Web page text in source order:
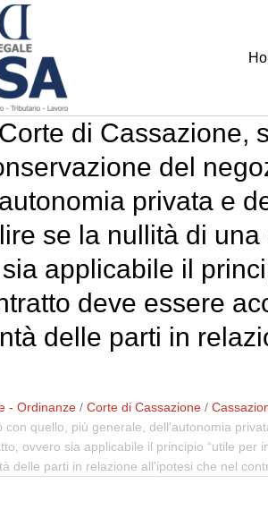
Corte di Cassazione,
del
privata e
se la nullità di
applicabile il
deve essere
delle parti in
- Ordinanze /Corte di Cassazione /
con quello, più generale, dell'autonomia
ovvero sia applicabile il principio “utile
delle parti in relazione all'ipotesi che nel